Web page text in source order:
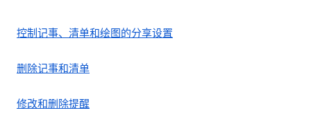
控制记事、清单和绘图的分享设置
删除记事和清单
修改和删除提醒